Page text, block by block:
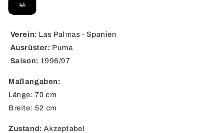
MVariante
ausverkauft
verfügbar
Verein: Las Palmas - Spanien
Ausrüster: Puma
Saison: 1996/97
Maßangaben:
Länge: 70 cm
Breite: 52 cm
Zustand: Akzeptabel